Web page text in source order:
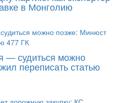
партию: как экспортёр
в Монголию
— судиться можно
переписать статью